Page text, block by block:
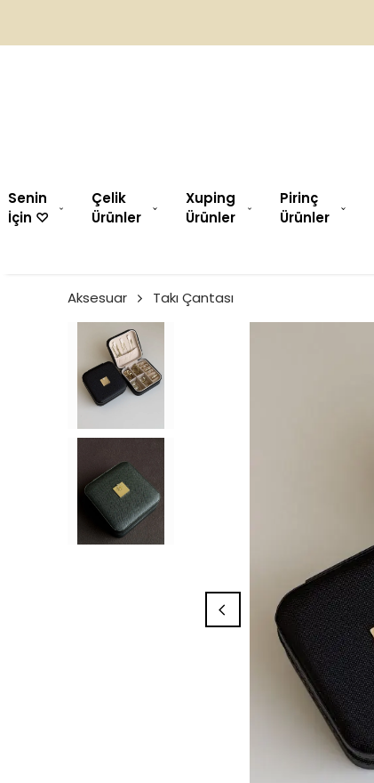
Senin
İçin ♡︎
Çelik
Ürünler
Xuping
Ürünler
Pirinç
Ürünler
Aksesuar Takı Çantası